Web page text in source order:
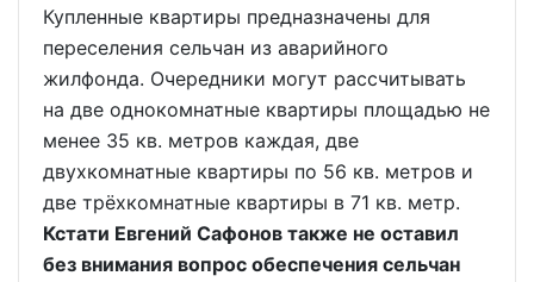
Купленные квартиры предназначены для
переселения сельчан из аварийного
жилфонда. Очередники могут рассчитывать
на две однокомнатные квартиры площадью не
менее 35 кв. метров каждая, две
двухкомнатные квартиры по 56 кв. метров и
две трёхкомнатные квартиры в 71 кв. метр.
Кстати Евгений Сафонов также не оставил
без внимания вопрос обеспечения сельчан